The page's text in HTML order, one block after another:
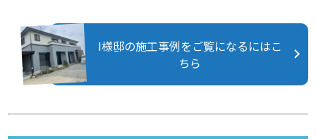
I様邸の施工事例をご覧になるにはこ
ちら